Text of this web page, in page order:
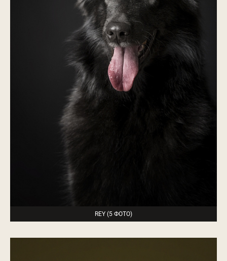
REY (5 ФОТО)